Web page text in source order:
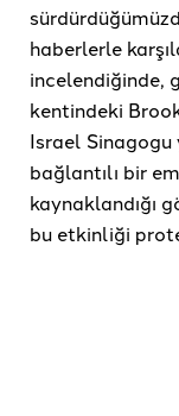
haberlerle
incelendiğinde,
kentindeki
Israel Sinagogu
bağlantılı bir
kaynaklandığı
bu etkinliği